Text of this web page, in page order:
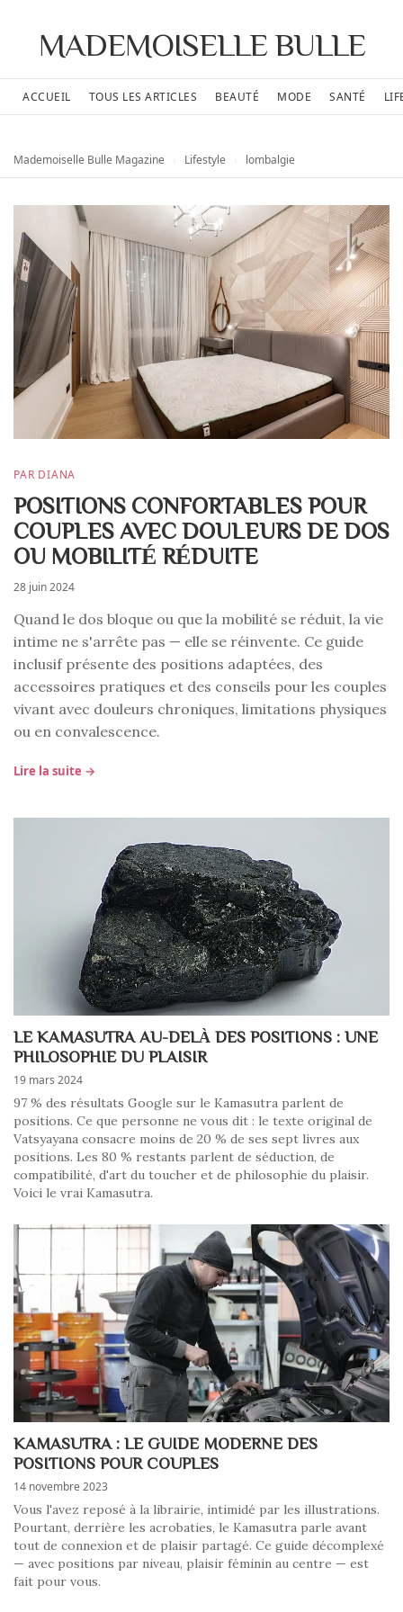
MADEMOISELLE BULLE
ACCUEIL TOUS LES ARTICLES BEAUTÉ MODE SANTÉ
Mademoiselle Bulle Magazine Lifestyle lombalgie
PAR DIANA
POSITIONS CONFORTABLES POUR
COUPLES AVEC DOULEURS DE DOS
OU MOBILITÉ RÉDUITE
28 juin 2024
Quand le dos bloque ou que la mobilité se réduit, la vie
intime ne s'arrête pas — elle se réinvente. Ce guide
inclusif présente des positions adaptées, des
accessoires pratiques et des conseils pour les couples
vivant avec douleurs chroniques, limitations physiques
ou en convalescence.
Lire la suite →
LE KAMASUTRA AU-DELÀ DES POSITIONS : UNE
PHILOSOPHIE DU PLAISIR
19 mars 2024
97 % des résultats Google sur le Kamasutra parlent de
positions. Ce que personne ne vous dit : le texte original de
Vatsyayana consacre moins de 20 % de ses sept livres aux
positions. Les 80 % restants parlent de séduction, de
compatibilité, d'art du toucher et de philosophie du plaisir.
Voici le vrai Kamasutra.
KAMASUTRA : LE GUIDE MODERNE DES
POSITIONS POUR COUPLES
14 novembre 2023
Vous l'avez reposé à la librairie, intimidé par les illustrations.
Pourtant, derrière les acrobaties, le Kamasutra parle avant
tout de connexion et de plaisir partagé. Ce guide décomplexé
— avec positions par niveau, plaisir féminin au centre — est
fait pour vous.